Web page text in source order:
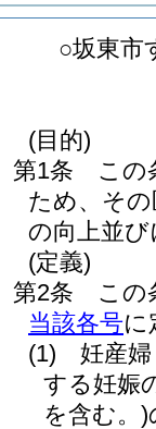
○坂東市
(目的)
第1条
この
ため、そ
の向上並
(定義)
第2条
この
当該各号に
(1)
妊産
する妊娠
を含む。)